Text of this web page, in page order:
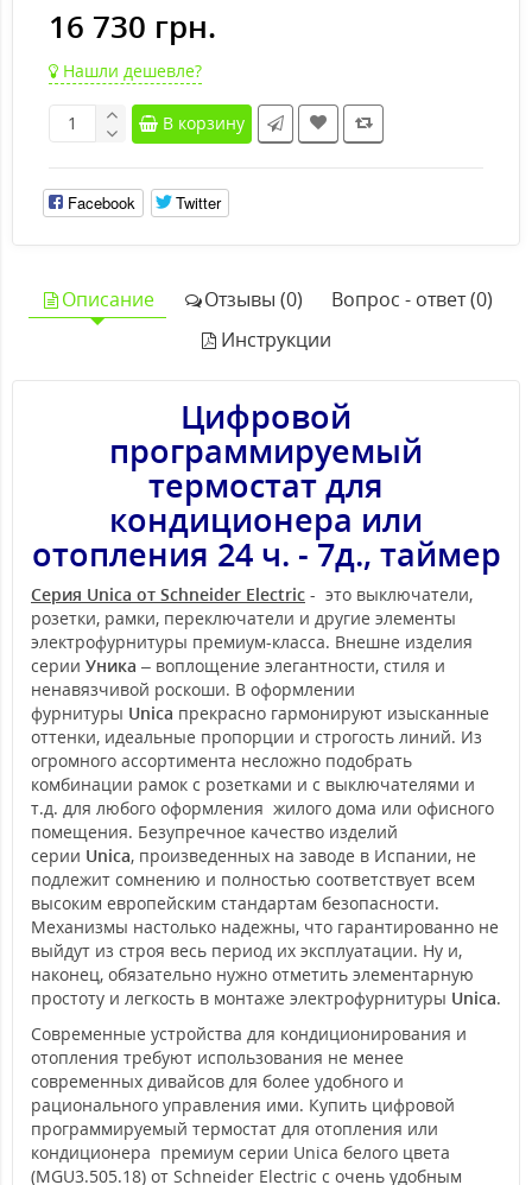
16 730 грн.
Нашли дешевле?
В корзину
Facebook Twitter
Описание Отзывы (0)
Вопрос - ответ (0)
Инструкции
Цифровой
программируемый
термостат для
кондиционера или
отопления 24 ч. - 7д., таймер
Серия Unica от Schneider Electric - это выключатели,
розетки, рамки, переключатели и другие элементы
электрофурнитуры премиум-класса. Внешне изделия
серии Уника – воплощение элегантности, стиля и
ненавязчивой роскоши. В оформлении
фурнитуры Unica прекрасно гармонируют изысканные
оттенки, идеальные пропорции и строгость линий. Из
огромного ассортимента несложно подобрать
комбинации рамок с розетками и с выключателями и
т.д. для любого оформления жилого дома или офисного
помещения. Безупречное качество изделий
серии Unica, произведенных на заводе в Испании, не
подлежит сомнению и полностью соответствует всем
высоким европейским стандартам безопасности.
Механизмы настолько надежны, что гарантированно не
выйдут из строя весь период их эксплуатации. Ну и,
наконец, обязательно нужно отметить элементарную
простоту и легкость в монтаже электрофурнитуры Unica.
Современные устройства для кондиционирования и
отопления требуют использования не менее
современных дивайсов для более удобного и
рационального управления ими. Купить цифровой
программируемый термостат для отопления или
кондиционера премиум серии Unica белого цвета
(MGU3.505.18) от Schneider Electric с очень удобным